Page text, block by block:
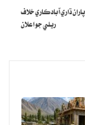
ڳٺ جوڙ ختم ڪندي.
ڌاري آبادڪاري خلاف
ريلي جو اعلان